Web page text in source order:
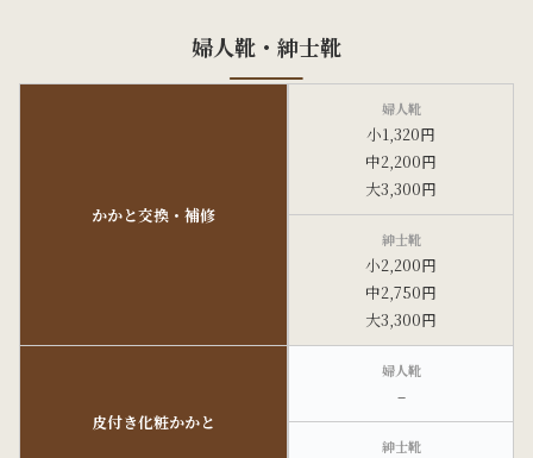
婦人靴・紳士靴
かかと交換・補修
小1,320円
中2,200円
大3,300円
小2,200円
中2,750円
大3,300円
皮付き化粧かかと
–